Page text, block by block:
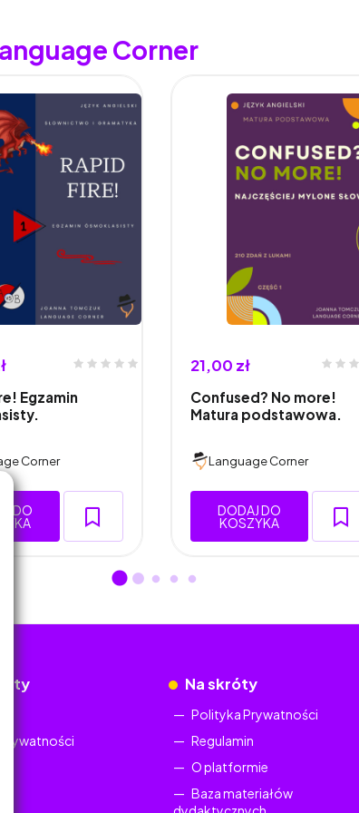
Corner
Egzamin
Corner
DO
21,00 zł
Confused? No more!
Matura podstawowa.
Language Corner
DODAJ DO
KOSZYKA
Na skróty
Polityka Prywatności
Regulamin
O platformie
Baza materiałów